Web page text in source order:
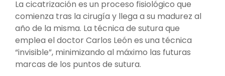
La cicatrización es un proceso fisiológico que
comienza tras la cirugía y llega a su madurez al
año de la misma. La técnica de sutura que
emplea el doctor Carlos León es una técnica
“invisible”, minimizando al máximo las futuras
marcas de los puntos de sutura.